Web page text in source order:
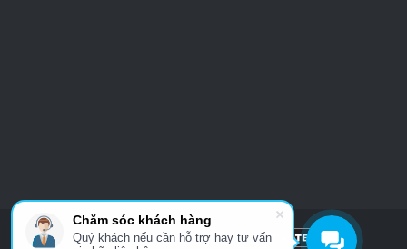
Chăm sóc khách hàng
Quý khách nếu cần hỗ trợ hay tư vấn